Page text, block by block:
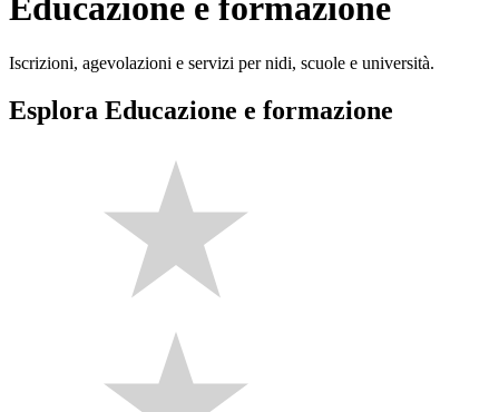
Educazione e formazione
Iscrizioni, agevolazioni e servizi per nidi, scuole e università.
Esplora Educazione e formazione